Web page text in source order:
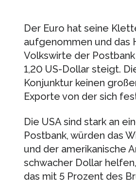
Der Euro hat seine
aufgenommen und das
Volkswirte der
1,20 US-Dollar steigt.
Konjunktur keinen
Exporte von der sich
Die USA sind stark an
Postbank, würden das
und der amerikanische
schwacher Dollar
das mit 5 Prozent des